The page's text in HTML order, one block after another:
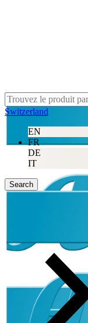
Switzerland
EN
FR
DE
IT
Search